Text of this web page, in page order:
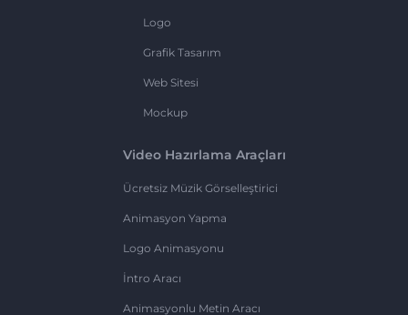
Logo
Grafik Tasarım
Web Sitesi
Mockup
Video Hazırlama Araçları
Ücretsiz Müzik Görselleştirici
Animasyon Yapma
Logo Animasyonu
İntro Aracı
Animasyonlu Metin Aracı